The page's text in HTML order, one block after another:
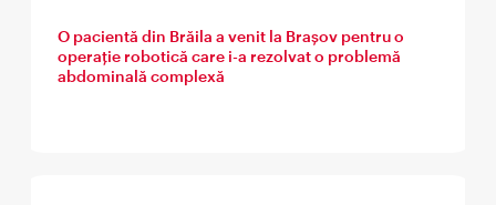
O pacientă din Brăila a venit la Brașov pentru o
operație robotică care i-a rezolvat o problemă
abdominală complexă